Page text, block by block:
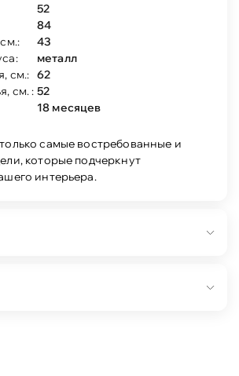
52
84
43
металл
см.: 62
см. : 52
18 месяцев
самые востребованные и
которые подчеркнут
интерьера.
высота 84 см.